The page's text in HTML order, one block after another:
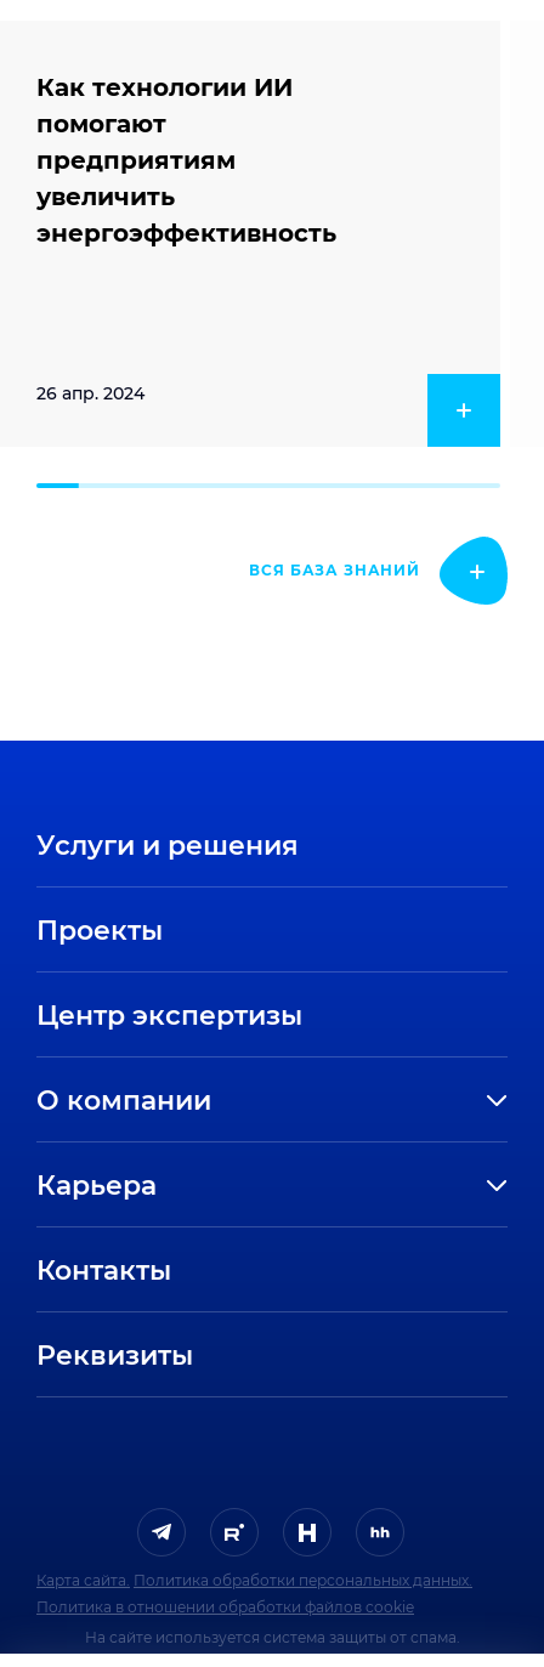
Как технологии ИИ
помогают
предприятиям
увеличить
энергоэффективность
26 апр. 2024
ВСЯ БАЗА ЗНАНИЙ
Услуги и решения
Проекты
Центр экспертизы
О компании
Направления
Карьера
Стажировки
Контакты
Реквизиты
Карта сайта. Политика обработки персональных данных.
Политика в отношении обработки файлов cookie
На сайте используется система защиты от спама.